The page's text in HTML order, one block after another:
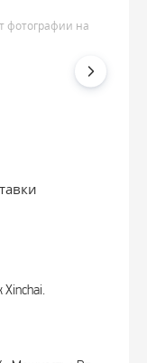
фотографии на
Xinchai.